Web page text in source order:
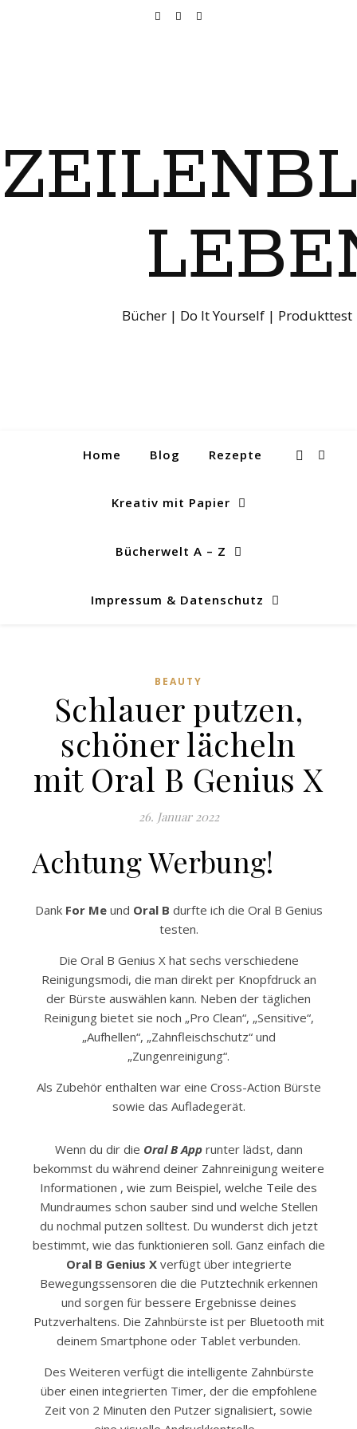
Bücher | Do It Yourself | Produkttest
Home Blog Rezepte
Kreativ mit Papier
Bücherwelt A – Z
Impressum & Datenschutz
BEAUTY
Schlauer putzen,
schöner lächeln
mit Oral B Genius X
26. Januar 2022
Achtung Werbung!
Dank For Meund Oral B durfte ich die Oral B Genius
testen.
Die Oral B Genius X hat sechs verschiedene
Reinigungsmodi, die man direkt per Knopfdruck an
der Bürste auswählen kann. Neben der täglichen
Reinigung bietet sie noch „Pro Clean“, „Sensitive“,
„Aufhellen“, „Zahnfleischschutz“ und
„Zungenreinigung“.
Als Zubehör enthalten war eine Cross-Action Bürste
sowie das Aufladegerät.
Wenn du dir die Oral B Apprunter lädst, dann
bekommst du während deiner Zahnreinigung weitere
Informationen , wie zum Beispiel, welche Teile des
Mundraumes schon sauber sind und welche Stellen
du nochmal putzen solltest. Du wunderst dich jetzt
bestimmt, wie das funktionieren soll. Ganz einfach die
Oral B Genius Xverfügt über integrierte
Bewegungssensoren die die Putztechnik erkennen
und sorgen für bessere Ergebnisse deines
Putzverhaltens. Die Zahnbürste ist per Bluetooth mit
deinem Smartphone oder Tablet verbunden.
Des Weiteren verfügt die intelligente Zahnbürste
über einen integrierten Timer, der die empfohlene
Zeit von 2 Minuten den Putzer signalisiert, sowie